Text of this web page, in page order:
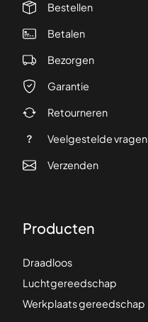
Bestellen
Betalen
Bezorgen
Garantie
Retourneren
Veelgestelde vragen
Verzenden
Producten
Draadloos
Luchtgereedschap
Werkplaats gereedschap